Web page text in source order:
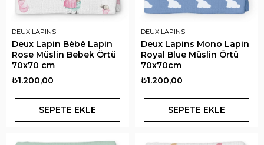
DEUX LAPINS
Deux Lapin Bébé Lapin
Rose Müslin Bebek Örtü
70x70 cm
₺1.200,00
SEPETE EKLE
DEUX LAPINS
Deux Lapins Mono Lapin
Royal Blue Müslin Örtü
70x70cm
₺1.200,00
SEPETE EKLE